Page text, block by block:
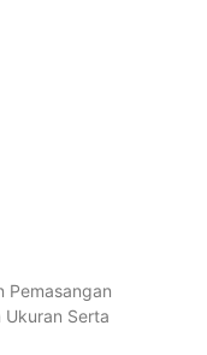
Pemasangan
Ukuran Serta